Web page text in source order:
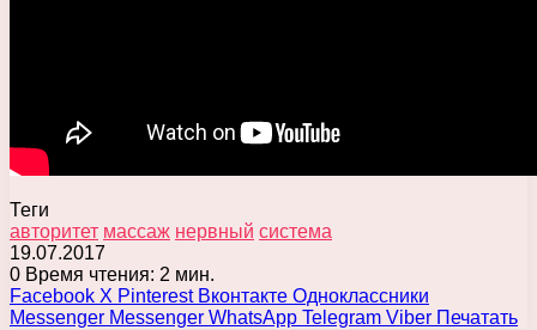
Теги
авторитет массаж нервный система
19.07.2017
0 Время чтения: 2 мин.
Facebook X Pinterest Вконтакте Одноклассники
Messenger Messenger WhatsApp Telegram Viber Печатать